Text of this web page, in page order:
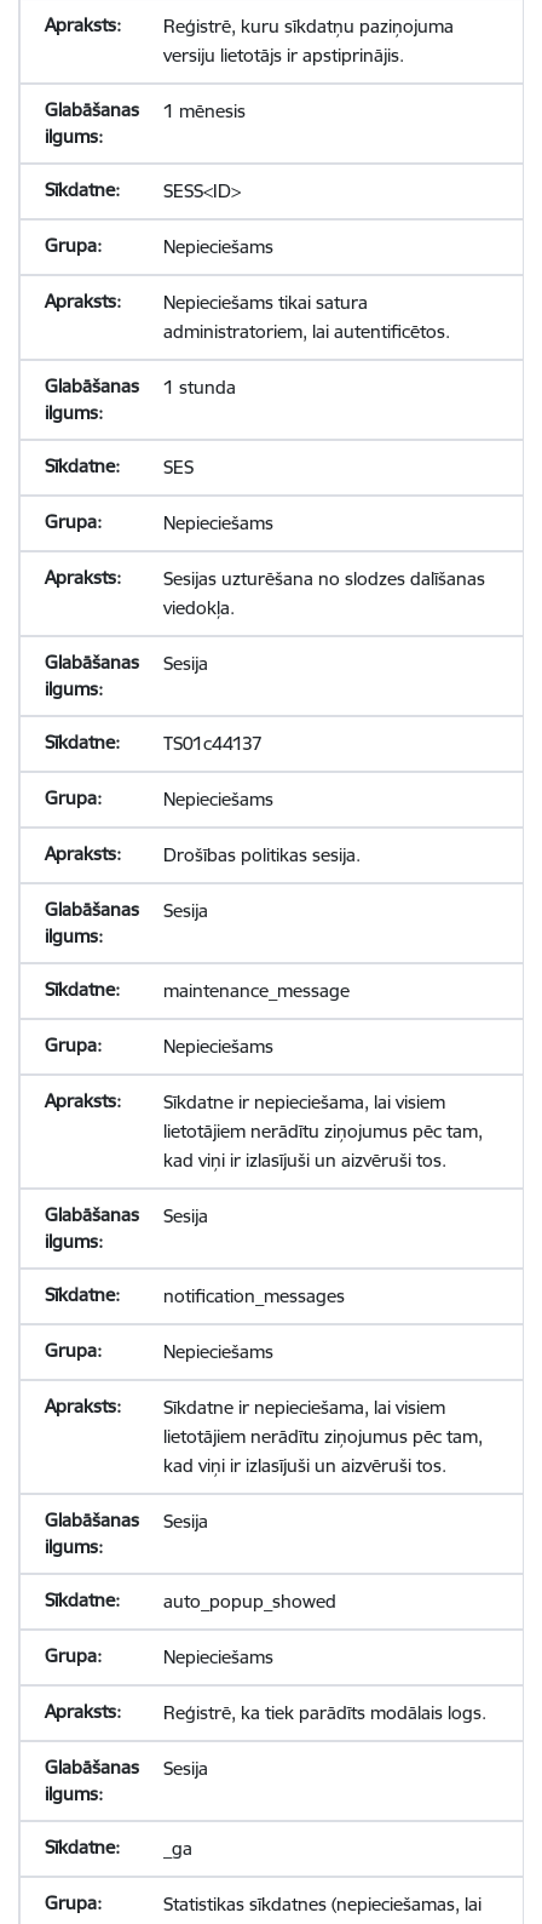
Reģistrē, kuru sīkdatņu paziņojuma
versiju lietotājs ir apstiprinājis.
1 mēnesis
SESS<ID>
Nepieciešams
Nepieciešams tikai satura
administratoriem, lai autentificētos.
1 stunda
SES
Nepieciešams
Sesijas uzturēšana no slodzes dalīšanas
viedokļa.
Sesija
TS01c44137
Nepieciešams
Drošības politikas sesija.
Sesija
maintenance_message
Nepieciešams
Sīkdatne ir nepieciešama, lai visiem
lietotājiem nerādītu ziņojumus pēc tam,
kad viņi ir izlasījuši un aizvēruši tos.
Sesija
notification_messages
Nepieciešams
Sīkdatne ir nepieciešama, lai visiem
lietotājiem nerādītu ziņojumus pēc tam,
kad viņi ir izlasījuši un aizvēruši tos.
Sesija
auto_popup_showed
Nepieciešams
Reģistrē, ka tiek parādīts modālais logs.
Sesija
_ga
Statistikas sīkdatnes (nepieciešamas, lai